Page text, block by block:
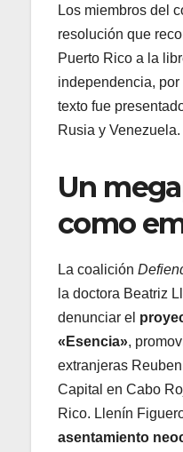
Los miembros del
resolución que
Puerto Rico a la
independencia, por
texto fue
Rusia y Venezuela.
Un
como
La coalición
la doctora Beatriz
denunciar el
«Esencia»,
extranjeras
Capital en Cabo
Rico. Llenín
asentamiento